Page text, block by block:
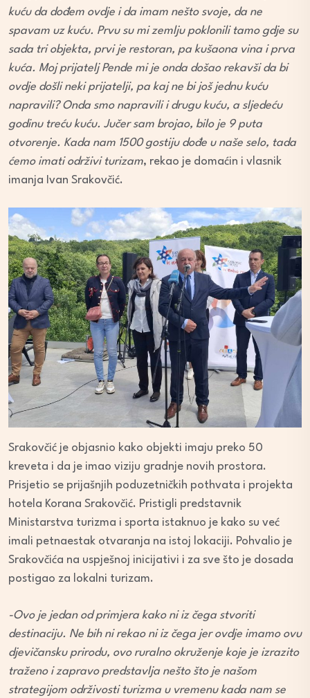
kuću da dođem ovdje i da imam nešto svoje, da ne
spavam uz kuću. Prvu su mi zemlju poklonili tamo gdje su
sada tri objekta, prvi je restoran, pa kušaona vina i prva
kuća. Moj prijatelj Pende mi je onda došao rekavši da bi
ovdje došli neki prijatelji, pa kaj ne bi još jednu kuću
napravili? Onda smo napravili i drugu kuću, a sljedeću
godinu treću kuću. Jučer sam brojao, bilo je 9 puta
otvorenje. Kada nam 1500 gostiju dođe u naše selo, tada
ćemo imati održivi turizam, rekao je domaćin i vlasnik
imanja Ivan Srakovčić.
Srakovčić je objasnio kako objekti imaju preko 50
kreveta i da je imao viziju gradnje novih prostora.
Prisjetio se prijašnjih poduzetničkih pothvata i projekta
hotela Korana Srakovčić. Pristigli predstavnik
Ministarstva turizma i sporta istaknuo je kako su već
imali petnaestak otvaranja na istoj lokaciji. Pohvalio je
Srakovčića na uspješnoj inicijativi i za sve što je dosada
postigao za lokalni turizam.
-Ovo je jedan od primjera kako ni iz čega stvoriti
destinaciju. Ne bih ni rekao ni iz čega jer ovdje imamo ovu
djevičansku prirodu, ovo ruralno okruženje koje je izrazito
traženo i zapravo predstavlja nešto što je našom
strategijom održivosti turizma u vremenu kada nam se